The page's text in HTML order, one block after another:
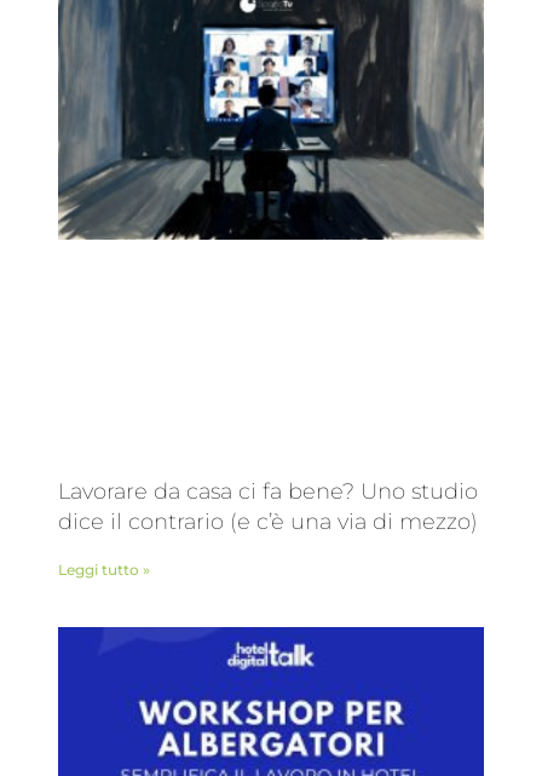
Lavorare da casa ci fa bene? Uno studio
dice il contrario (e c’è una via di mezzo)
Leggi tutto »